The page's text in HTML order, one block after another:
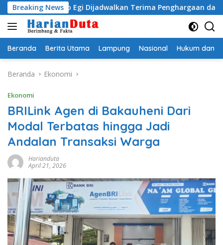
Langsung
ke
konten
Breaking News
Egi Dijadwalkan Terima Penghargaan dari HKBP
Beranda Berita Utama Lampung Nasional Hukum dan
Beranda Ekonomi
Ekonomi
BRILink Agen di Bakauheni Dari
Modal Terbatas hingga Jadi
Andalan Transaksi Warga
Harianduta
April 21, 2026